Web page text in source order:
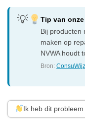
Tip van
Bij producten
maken op
NVWA houdt
Bron:
Ik heb dit probleem